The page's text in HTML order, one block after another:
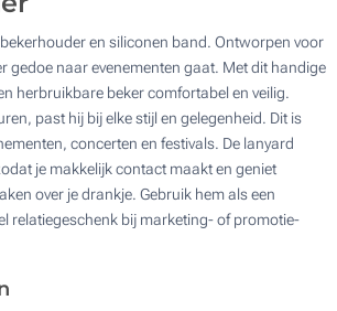
en siliconen band. Ontworpen voor
gedoe naar evenementen gaat. Met dit handige
herbruikbare beker comfortabel en veilig.
past hij bij elke stijl en gelegenheid. Dit is
concerten en festivals. De lanyard
je makkelijk contact maakt en geniet
over je drankje. Gebruik hem als een
relatiegeschenk bij marketing- of promotie-